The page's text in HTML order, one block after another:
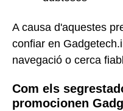
A causa d'aquestes
confiar en
navegació o cerca
Com els
promocionen